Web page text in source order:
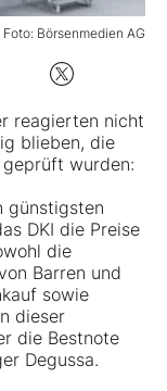
Foto: Börsenmedien AG
reagierten nicht
blieben, die
wurden:
günstigsten
DKI die Preise
die
Barren und
sowie
dieser
die Bestnote
Degussa.